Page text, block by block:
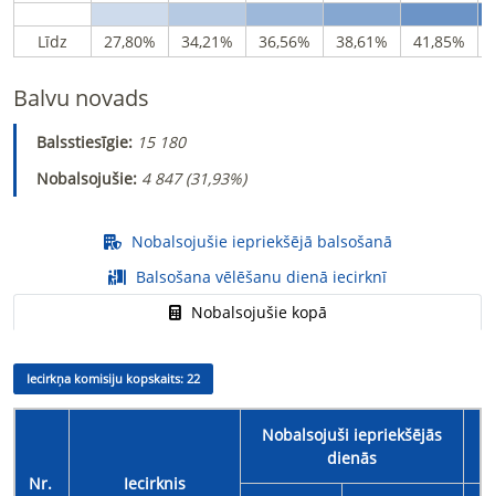
Līdz 27,80% 34,21% 36,56% 38,61% 41,85%
Balvu novads
Balsstiesīgie: 15 180
Nobalsojušie: 4 847 (31,93%)
Nobalsojušie iepriekšējā balsošanā
Balsošana vēlēšanu dienā iecirknī
Nobalsojušie kopā
Iecirkņa komisiju kopskaits: 22
Nr. Iecirknis
Nobalsojuši iepriekšējās
dienās